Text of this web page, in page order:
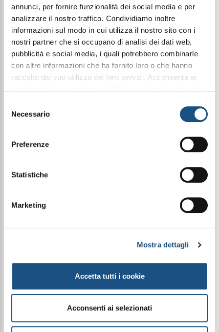
annunci, per fornire funzionalità dei social media e per
analizzare il nostro traffico. Condividiamo inoltre
informazioni sul modo in cui utilizza il nostro sito con i
nostri partner che si occupano di analisi dei dati web,
pubblicità e social media, i quali potrebbero combinarle
con altre informazioni che ha fornito loro o che hanno
raccolto dal suo utilizzo dei loro servizi. Acconsenta ai
delNecessario
Preferenze
Statistiche
Marketing
Mostra dettagli
Accetta tutti i cookie
Acconsenti ai selezionati
Prezzo di listino:
€ 22,00
Condividi questo articolo sui social
FacebookWhatsApp
Halbea 143 è una fragranza raffinata e femminile,
L’apertura si schiude con la freschezza luminosa
della magnolia, leggera e fiorita, che introduce un
per un bouquet armonioso e avvolgente. Sul fondo,
le note calde di muschio e sandalo donano
e persistente.
Note di testa: Magnolia
Note di cuore: Rosa e Geranio Bourbon
Note di fondo: Muschio e Sandalo
Le immagini dei prodotti sono puramente
indicative e possono variare a seconda della